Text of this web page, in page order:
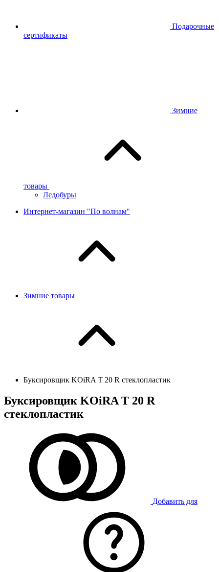
Подарочные
сертификаты
Зимние
товары
Ледобуры
Интернет-магазин "По волнам"
Зимние товары
Буксировщик KOiRA T 20 R стеклопластик
Буксировщик KOiRA T 20 R
стеклопластик
Добавить для